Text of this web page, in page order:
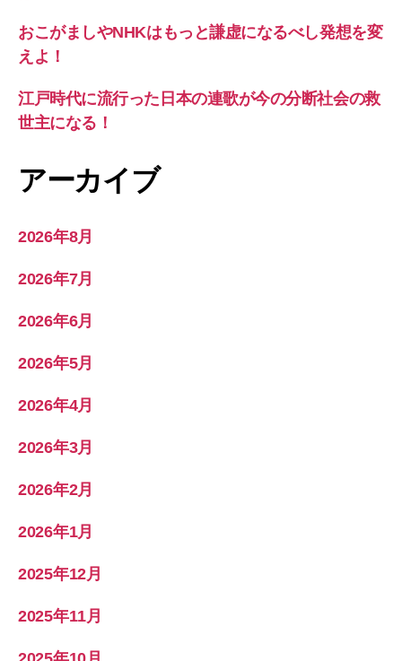
おこがましやNHKはもっと謙虚になるべし発想を変
えよ！
江戸時代に流行った日本の連歌が今の分断社会の救
世主になる！
アーカイブ
2026年8月
2026年7月
2026年6月
2026年5月
2026年4月
2026年3月
2026年2月
2026年1月
2025年12月
2025年11月